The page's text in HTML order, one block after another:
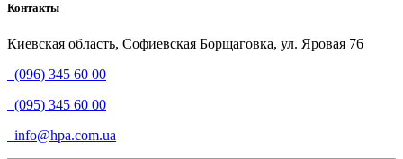
Контакты
Киевская область, Софиевская Борщаговка, ул. Яровая 76
(096) 345 60 00
(095) 345 60 00
info@hpa.com.ua